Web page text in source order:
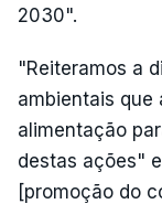
2030".
"Reiteramos a
ambientais que
alimentação
destas ações"
[promoção do